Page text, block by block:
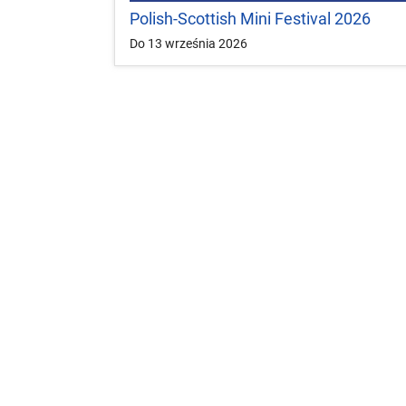
Polish-Scottish Mini Festival 2026
Do 13 września 2026